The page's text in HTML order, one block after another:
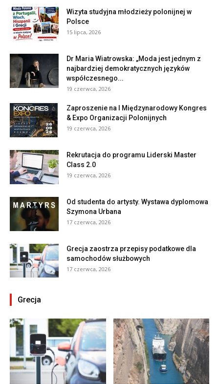
Wizyta studyjna młodzieży polonijnej w
Polsce
15 lipca, 2026
Dr Maria Wiatrowska: „Moda jest jednym z
najbardziej demokratycznych języków
współczesnego...
19 czerwca, 2026
Zaproszenie na I Międzynarodowy Kongres
& Expo Organizacji Polonijnych
19 czerwca, 2026
Rekrutacja do programu Liderski Master
Class 2.0
19 czerwca, 2026
Od studenta do artysty. Wystawa dyplomowa
Szymona Urbana
17 czerwca, 2026
Grecja zaostrza przepisy podatkowe dla
samochodów służbowych
17 czerwca, 2026
Grecja